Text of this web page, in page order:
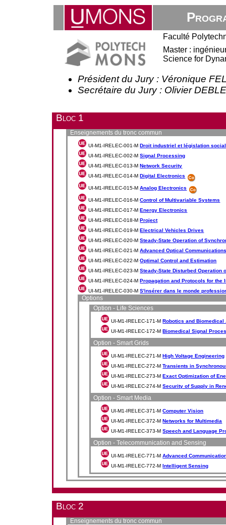
Faculté
Master :
Science for
Président du Jury : Véronique
Secrétaire du Jury : Olivier
Bloc 1
Enseignements du tronc commun
UI-M1-IRELEC-001-MDroit industriel et législation
UI-M1-IRELEC-002-MSignal Processing
UI-M1-IRELEC-013-MNetwork Security
UI-M1-IRELEC-014-MDigital Electronics
UI-M1-IRELEC-015-MAnalog Electronics
UI-M1-IRELEC-016-MControl of Multivariable Systems
UI-M1-IRELEC-017-MEnergy Electronics
UI-M1-IRELEC-018-MProject
UI-M1-IRELEC-019-MElectrical Vehicles Drives
UI-M1-IRELEC-020-MSteady-State Operation of
UI-M1-IRELEC-021-MAdvanced Optical
UI-M1-IRELEC-022-MOptimal Control and Estimation
UI-M1-IRELEC-023-MSteady-State Disturbed Operation
UI-M1-IRELEC-024-MPropagation and Protocols for the
UI-M1-IRELEC-030-MS'insérer dans le monde
Options
Option - Life Sciences
UI-M1-IRELEC-171-MRobotics and Biomedical
UI-M1-IRELEC-172-MBiomedical Signal
Option - Smart Grids
UI-M1-IRELEC-271-MHigh Voltage Engineering
UI-M1-IRELEC-272-MTransients in
UI-M1-IRELEC-273-MExact Optimization of
UI-M1-IRELEC-274-MSecurity of Supply in
Option - Smart Media
UI-M1-IRELEC-371-MComputer Vision
UI-M1-IRELEC-372-MNetworks for Multimedia
UI-M1-IRELEC-373-MSpeech and Language
Option - Telecommunication and Sensing
UI-M1-IRELEC-771-MAdvanced
UI-M1-IRELEC-772-MIntelligent Sensing
Bloc 2
Enseignements du tronc commun